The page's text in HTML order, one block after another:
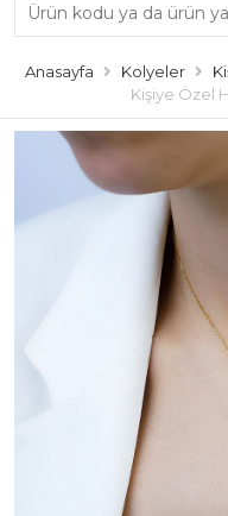
Anasayfa Kolyeler
Kişiye Özel